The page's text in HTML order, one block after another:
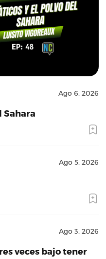
Ago 6, 2026
Sahara
Ago 5, 2026
Ago 3, 2026
veces bajo tener